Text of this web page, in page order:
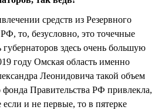
средств из Резервного
то, безусловно, это точечные
здесь очень большую
году Омская область именно
Леонидовича такой объем
фонда Правительства РФ привлекла,
и не первые, то в пятерке